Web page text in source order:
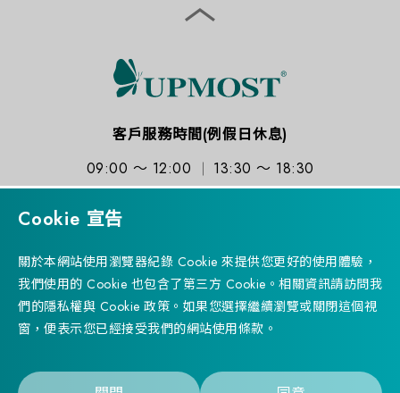
Successfully
已加入產品比較表
客戶服務時間(例假日休息)
09:00 ～ 12:00
13:30 ～ 18:30
訂閱電子報
股份有限公司 All rights reserved. Designed byWDD.
Privacy Policy
Cookie 宣告
關於本網站使用瀏覽器紀錄 Cookie 來提供您更好的使用體驗，
我們使用的 Cookie 也包含了第三方 Cookie。相關資訊請訪問我
們的隱私權與 Cookie 政策。如果您選擇繼續瀏覽或關閉這個視
窗，便表示您已經接受我們的網站使用條款。